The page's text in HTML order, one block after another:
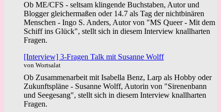
Ob ME/CFS - seltsam klingende Buchstaben, Autor und
Blogger gleichermaßen oder 14.7 als Tag der nichtbinären
Menschen - Ingo S. Anders, Autor von "MS Queer - Mit dem
Schiff ins Glück", stellt sich in diesem Interview knallharten
Fragen.
[Interview] 3-Fragen Talk mit Susanne Wolff
von Wortsalat
Ob Zusammenarbeit mit Isabella Benz, Larp als Hobby oder
Zukunftspläne - Susanne Wolff, Autorin von "Sirenenbann
und Seegesang", stellt sich in diesem Interview knallharten
Fragen.